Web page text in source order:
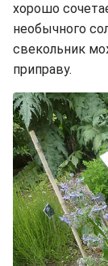
хорошо
необычного
свекольник
приправу.